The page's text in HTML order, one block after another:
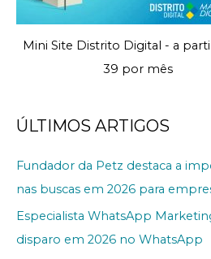
Mini Site Distrito Digital - a
39 por mês
ÚLTIMOS ARTIGOS
Fundador da Petz destaca a
nas buscas em 2026 para
Especialista WhatsApp
disparo em 2026 no WhatsApp